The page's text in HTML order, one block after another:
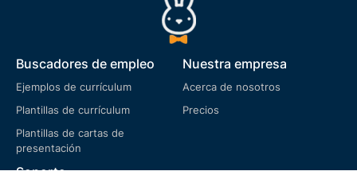
Buscadores de empleo
Ejemplos de currículum
Plantillas de currículum
Plantillas de cartas de
presentación
Nuestra empresa
Acerca de nosotros
Precios
Soporte